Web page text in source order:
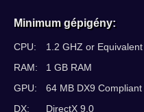
Minimum gépigény:
CPU:
1.2 GHZ or Equivalent
RAM:
1 GB RAM
GPU:
64 MB DX9 Compliant
DX:
DirectX 9.0